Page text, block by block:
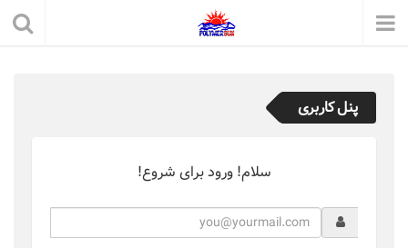
پنل کاربری
سلام! ورود برای شروع!